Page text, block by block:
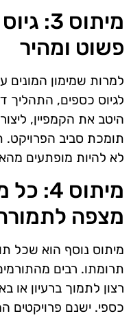
מיתוס
פשוט ומהיר
למרות שמימון המונים
לגיוס כספים, התהליך
היטב את הקמפיין,
תומכת סביב הפרויקט.
לא להיות מופתעים
מיתוס
מצפה
מיתוס נוסף הוא שכל
תרומתו. רבים
רצון לתמוך ברעיון או
כספי. ישנם פרויקטים